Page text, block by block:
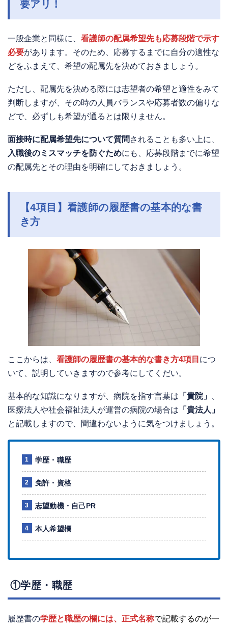
要アリ！
一般企業と同様に、 看護師の配属希望先も応募段階で示す
必要があります。そのため、応募するまでに自分の適性な
どをふまえて、希望の配属先を決めておきましょう。
ただし、配属先を決める際には志望者の希望と適性をみて
判断しますが、その時の人員バランスや応募者数の偏りな
どで、必ずしも希望が通るとは限りません。
面接時に配属希望先について質問 されることも多い上に、
入職後のミスマッチを防ぐためにも、応募段階までに希望
の配属先とその理由を明確にしておきましょう。
【4項目】看護師の履歴書の基本的な書
き方
ここからは、 看護師の履歴書の基本的な書き方4項目 につ
いて、説明していきますので参考にしてくだい。
基本的な知識になりますが、病院を指す言葉は 「貴院」
医療法人や社会福祉法人が運営の病院の場合は 「貴法人」
と記載しますので、間違わないように気をつけましょう。
学歴・職歴
免許・資格
志望動機・自己PR
本人希望欄
①学歴・職歴
履歴書の学歴と職歴の欄には、正式名称で記載するのが一